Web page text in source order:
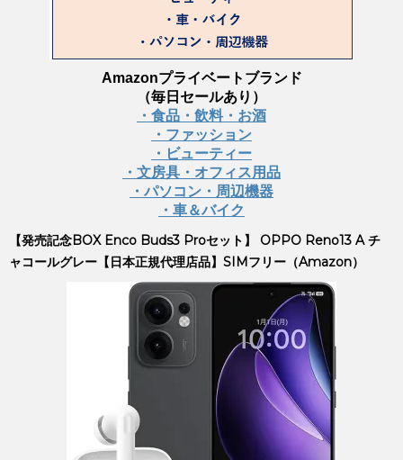
Amazonプライベートブランド
（毎日セールあり）
・食品・飲料・お酒
・ファッション
・ビューティー
・文房具・オフィス用品
・パソコン・周辺機器
・車＆バイク
【発売記念BOX Enco Buds3 Proセット】 OPPO Reno13 A チ
ャコールグレー【日本正規代理店品】SIMフリー（Amazon）